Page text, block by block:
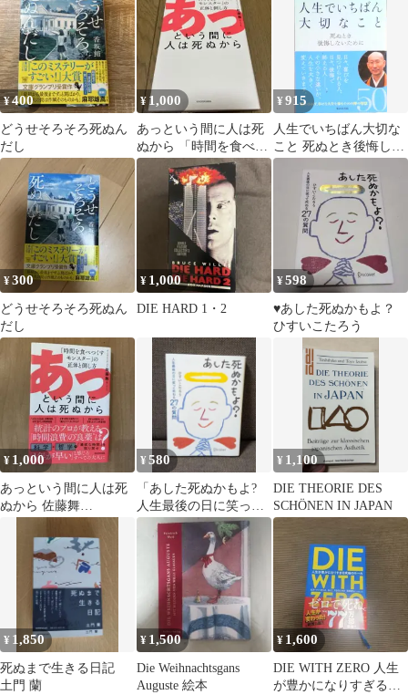
¥400
どうせそろそろ死ぬん
だし
¥ 1,000
あっという間に人は死
ぬから 「時間を食べつ
くすモンスター」の正
体と倒し方
¥915
人生でいちばん大切な
こと 死ぬとき後悔しな
いために /廣済堂出版/
枡野俊明（単行本）
¥300
どうせそろそろ死ぬん
だし
¥ 1,000
DIE HARD 1・2
¥598
♥あした死ぬかもよ？
ひすいこたろう
¥ 1,000
あっという間に人は死
ぬから 佐藤舞
¥580
「あした死ぬかもよ?
人生最後の日に笑って
死ねる27の質問」ひす
いこうたろう
¥ 1,100
DIE THEORIE DES
SCHÖNEN IN JAPAN
¥ 1,850
死ぬまで生きる日記
土門 蘭
¥ 1,500
Die Weihnachtsgans
Auguste 絵本
¥ 1,600
DIE WITH ZERO 人生
が豊かになりすぎる究